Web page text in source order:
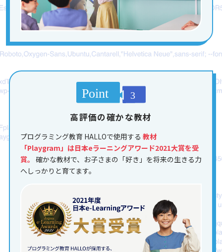
高評価の確かな教材
プログラミング教育 HALLOで使用する 教材
「Playgram」は日本eラーニングアワード2021大賞を受
賞。 確かな教材で、お子さまの「好き」を将来の生きる力
へしっかりと育てます。